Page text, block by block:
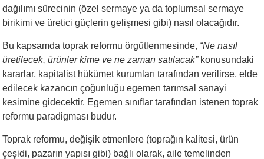
dağılımı sürecinin (özel sermaye ya da toplumsal sermaye
birikimi ve üretici güçlerin gelişmesi gibi) nasıl olacağıdır.
Bu kapsamda toprak reformu örgütlenmesinde, “Ne nasıl
üretilecek, ürünler kime ve ne zaman satılacak”konusundaki
kararlar, kapitalist hükümet kurumları tarafından verilirse, elde
edilecek kazancın çoğunluğu egemen tarımsal sanayi
kesimine gidecektir. Egemen sınıflar tarafından istenen toprak
reformu paradigması budur.
Toprak reformu, değişik etmenlere (toprağın kalitesi, ürün
çeşidi, pazarın yapısı gibi) bağlı olarak, aile temelinden